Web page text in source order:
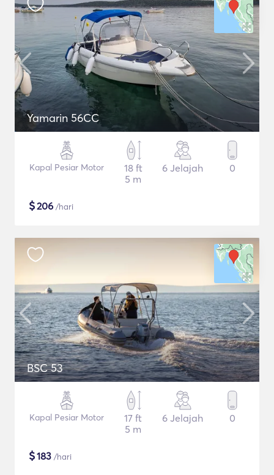
Yamarin 56CC
Kapal Pesiar Motor
18 ft
5 m
6 Jelajah 0
$206 /hari
BSC 53
Kapal Pesiar Motor
17 ft
5 m
6 Jelajah 0
$183 /hari